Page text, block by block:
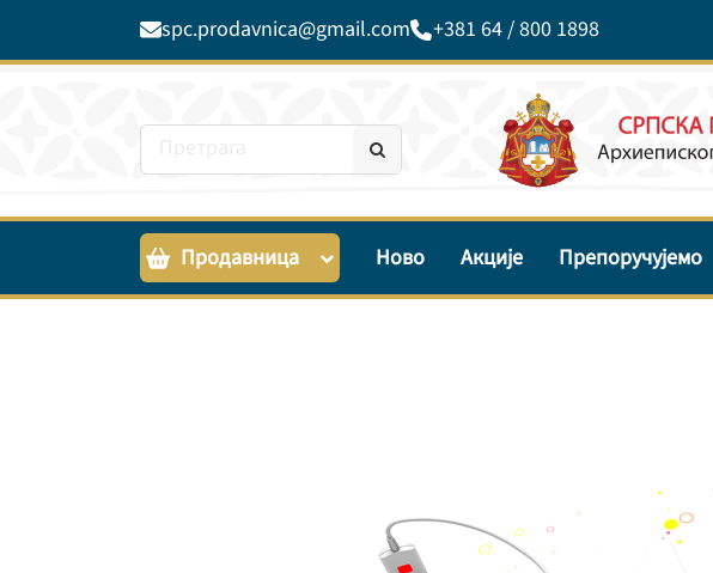
spc.prodavnica@gmail.com +381 64 / 800 1898
Продавница Ново Акције Препоручујемо